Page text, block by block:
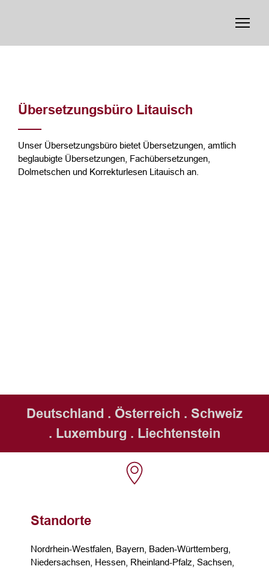
Übersetzungsbüro Litauisch
Unser Übersetzungsbüro bietet Übersetzungen, amtlich
beglaubigte Übersetzungen, Fachübersetzungen,
Dolmetschen und Korrekturlesen Litauisch an.
Deutschland . Österreich . Schweiz
. Luxemburg . Liechtenstein
Standorte
Nordrhein-Westfalen, Bayern, Baden-Württemberg,
Niedersachsen, Hessen, Rheinland-Pfalz, Sachsen,